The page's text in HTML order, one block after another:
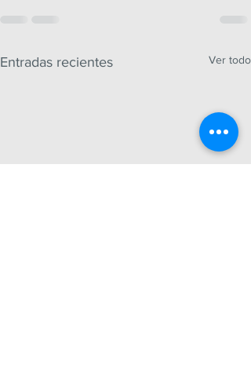
Entradas recientes Ver todo